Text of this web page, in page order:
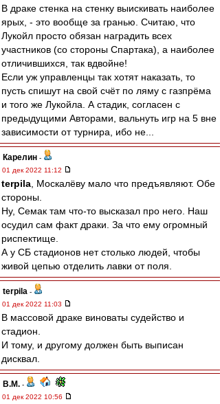
В драке стенка на стенку выискивать наиболее
ярых, - это вообще за гранью. Считаю, что
Лукойл просто обязан наградить всех
участников (со стороны Спартака), а наиболее
отличившихся, так вдвойне!
Если уж управленцы так хотят наказать, то
пусть спишут на свой счёт по ляму с газпрёма
и того же Лукойла. А стадик, согласен с
предыдущими Авторами, вальнуть игр на 5 вне
зависимости от турнира, ибо не...
Карелин -
01 дек 2022 11:12
terpila , Москалёву мало что предъявляют. Обе
стороны.
Ну, Семак там что-то высказал про него. Наш
осудил сам факт драки. За что ему огромный
риспектище.
А у СБ стадионов нет столько людей, чтобы
живой цепью отделить лавки от поля.
terpila -
01 дек 2022 11:03
В массовой драке виноваты судейство и
стадион.
И тому, и другому должен быть выписан
дисквал.
В.М. -
01 дек 2022 10:56